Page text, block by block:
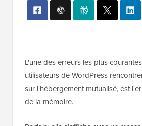
L'une des erreurs les plus
utilisateurs de WordPress
sur l'hébergement mutualisé, est
de la mémoire.